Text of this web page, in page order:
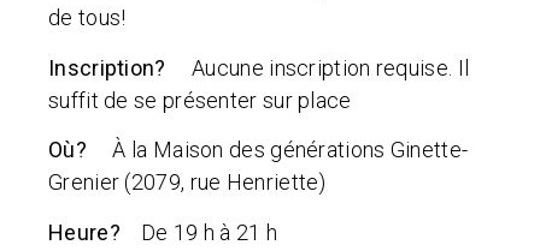
de tous!
Inscription?
Aucune inscription requise. Il
suffit de se présenter sur place
Où?À la Maison des générations Ginette-
Grenier (2079, rue Henriette)
Heure? De 19 h à 21 h